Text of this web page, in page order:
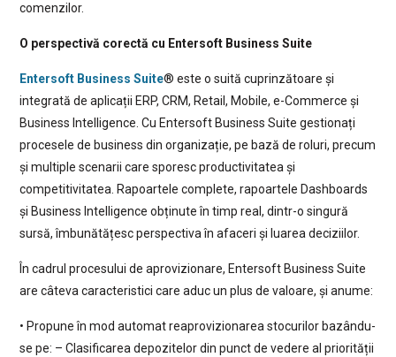
comenzilor.
O perspectivă corectă cu Entersoft Business Suite
Entersoft Business Suite® este o suită cuprinzătoare și
integrată de aplicații ERP, CRM, Retail, Mobile, e-Commerce și
Business Intelligence. Cu Entersoft Business Suite gestionați
procesele de business din organizație, pe bază de roluri, precum
și multiple scenarii care sporesc productivitatea și
competitivitatea. Rapoartele complete, rapoartele Dashboards
și Business Intelligence obținute în timp real, dintr-o singură
sursă, îmbunătățesc perspectiva în afaceri și luarea deciziilor.
În cadrul procesului de aprovizionare, Entersoft Business Suite
are câteva caracteristici care aduc un plus de valoare, și anume:
• Propune în mod automat reaprovizionarea stocurilor bazându-
se pe: – Clasificarea depozitelor din punct de vedere al priorității